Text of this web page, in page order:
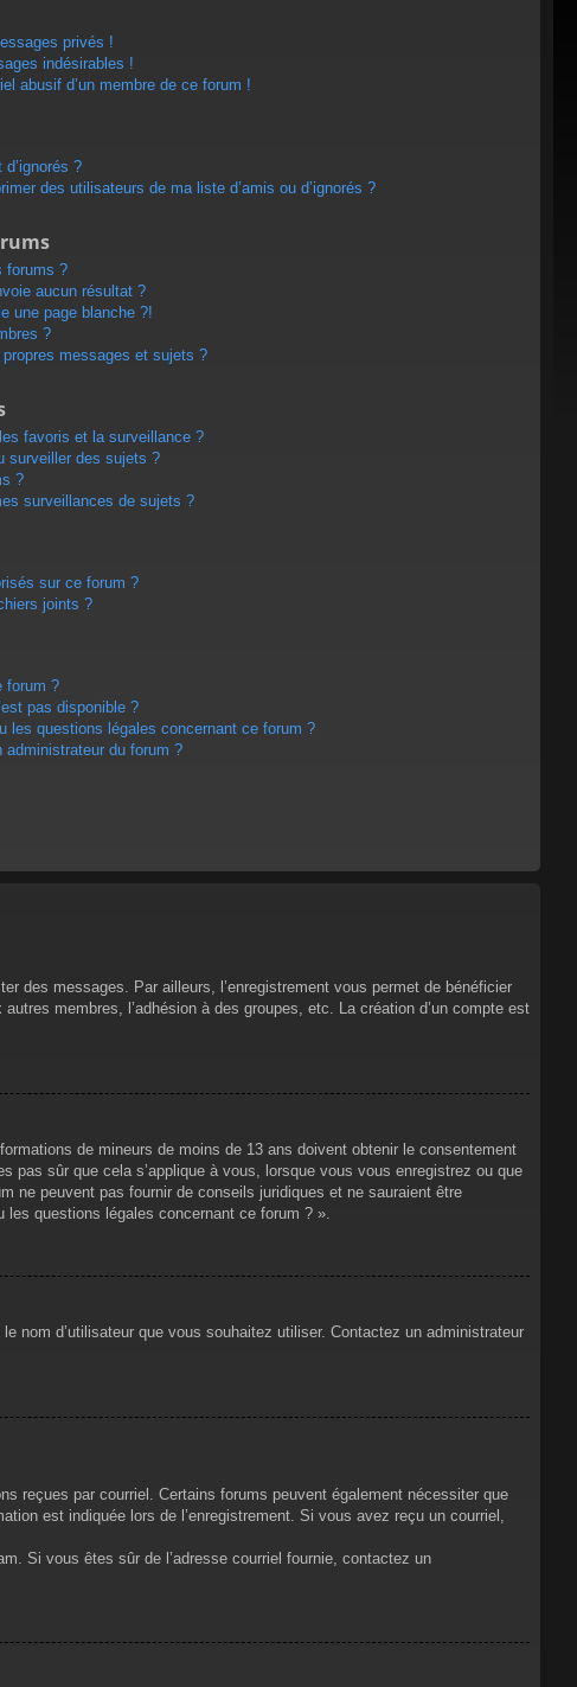
privés !
indésirables !
abusif d’un membre de ce forum !
?
des utilisateurs de ma liste d’amis ou d’ignorés ?
forums ?
aucun résultat ?
une page blanche ?!
?
messages et sujets ?
favoris et la surveillance ?
surveiller des sujets ?
?
surveillances de sujets ?
sur ce forum ?
joints ?
forum ?
pas disponible ?
les questions légales concernant ce forum ?
du forum ?
des messages. Par ailleurs, l’enregistrement vous permet de bénéficier
membres, l’adhésion à des groupes, etc. La création d’un compte est
de mineurs de moins de 13 ans doivent obtenir le consentement
pas sûr que cela s’applique à vous, lorsque vous vous enregistrez ou que
ne peuvent pas fournir de conseils juridiques et ne sauraient être
questions légales concernant ce forum ? ».
nom d’utilisateur que vous souhaitez utiliser. Contactez un administrateur
reçues par courriel. Certains forums peuvent également nécessiter que
est indiquée lors de l’enregistrement. Si vous avez reçu un courriel,
Si vous êtes sûr de l’adresse courriel fournie, contactez un